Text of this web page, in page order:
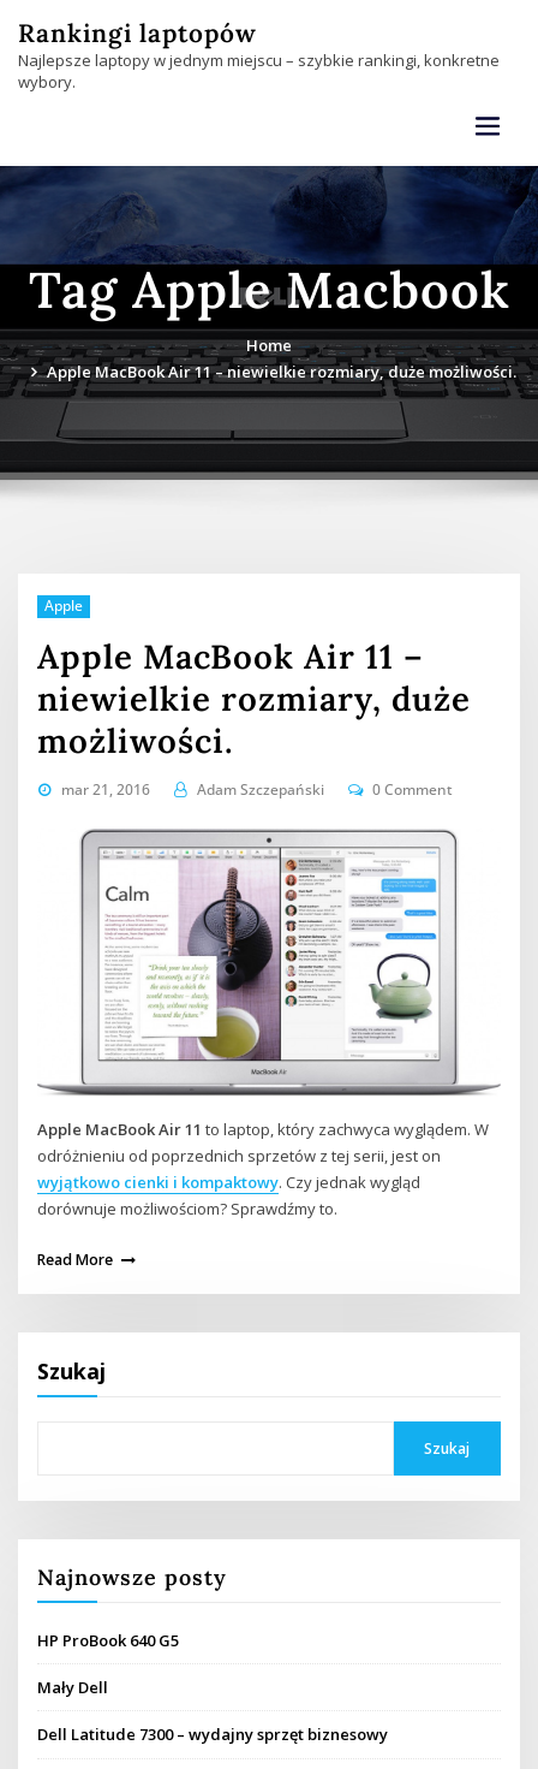
content
Rankingi laptopów
Najlepsze laptopy w jednym miejscu – szybkie rankingi, konkretne
wybory.
Tag Apple Macbook
Home
Apple MacBook Air 11 – niewielkie rozmiary, duże możliwości.
Apple
Apple MacBook Air 11 –
niewielkie rozmiary, duże
możliwości.
mar 21, 2016 Adam Szczepański 0 Comment
Apple MacBook Air 11 to laptop, który zachwyca wyglądem. W
odróżnieniu od poprzednich sprzetów z tej serii, jest on
wyjątkowo cienki i kompaktowy. Czy jednak wygląd
dorównuje możliwościom? Sprawdźmy to.
Read More
Szukaj
Szukaj
Najnowsze posty
HP ProBook 640 G5
Mały Dell
Dell Latitude 7300 – wydajny sprzęt biznesowy